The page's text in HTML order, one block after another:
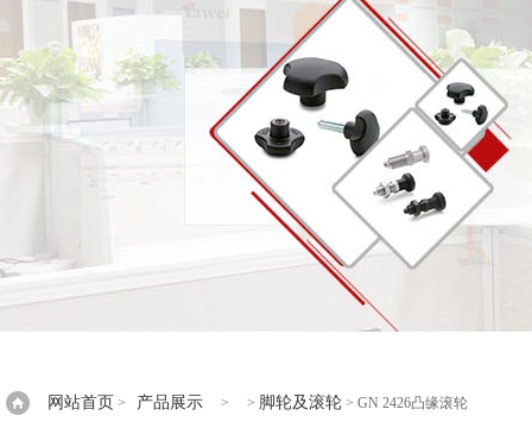
网站首页 > 产品展示 > > 脚轮及滚轮 > GN 2426凸缘滚轮